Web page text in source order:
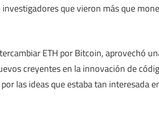
que vieron más que
ETH por Bitcoin, aprovechó
creyentes en la innovación de
las ideas que estaba tan interesada